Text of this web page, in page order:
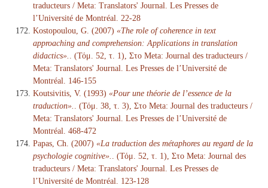
traducteurs / Meta: Translators' Journal. Les Presses de
l’Université de Montréal. 22-28
Kostopoulou, G. (2007) «The role of coherence in text
approaching and comprehension: Applications in translation
didactics».
. (Τόμ. 52, τ. 1), Στο Meta: Journal des traducteurs /
Meta: Translators' Journal. Les Presses de l’Université de
Montréal. 146-155
Koutsivitis, V. (1993) «Pour une théorie de l’essence de la
traduction».
. (Τόμ. 38, τ. 3), Στο Meta: Journal des traducteurs /
Meta: Translators' Journal. Les Presses de l’Université de
Montréal. 468-472
Papas, Ch. (2007) «La traduction des métaphores au regard de la
psychologie cognitive».
. (Τόμ. 52, τ. 1), Στο Meta: Journal des
traducteurs / Meta: Translators' Journal. Les Presses de
l’Université de Montréal. 123-128